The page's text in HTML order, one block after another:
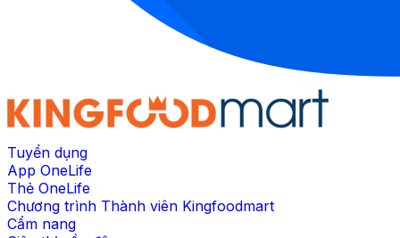
Tuyển dụng
App OneLife
Thẻ OneLife
Chương trình Thành viên Kingfoodmart
Cẩm nang